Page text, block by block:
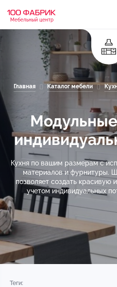
Мебельный центр
Главная Каталог мебели
Кухня по вашим размерам с
материалов и фурнитуры.
позволяет создать красивую
учетом индивидуальных
Теги: